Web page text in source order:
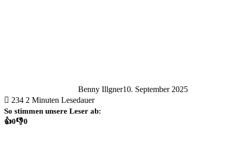
Benny Illgner10. September 2025
234 2 Minuten Lesedauer
So stimmen unsere Leser ab:
👍0👎0